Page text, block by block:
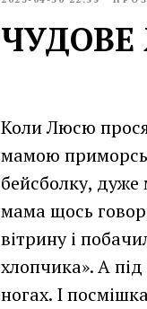
Коли Люсю
мамою
бейсболку,
мама щось
вітрину і
хлопчика». А
ногах. І